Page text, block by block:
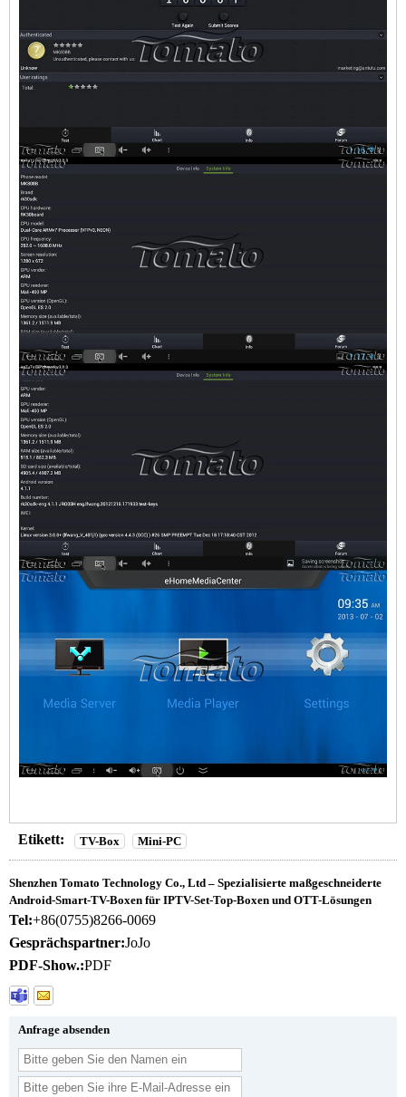
Etikett: TV-Box Mini-PC
Shenzhen Tomato Technology Co., Ltd – Spezialisierte maßgeschneiderte
Android-Smart-TV-Boxen für IPTV-Set-Top-Boxen und OTT-Lösungen
Tel:+86(0755)8266-0069
Gesprächspartner:JoJo
PDF-Show.:PDF
Anfrage absenden